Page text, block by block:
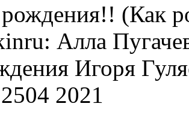
(Как
Алла
Игоря
2021